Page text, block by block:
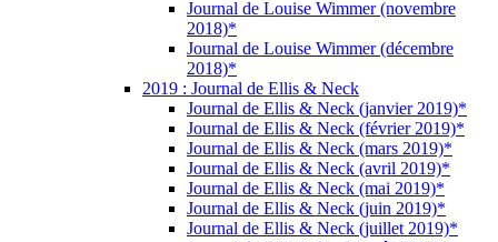
Journal de Louise Wimmer (novembre
2018)*
Journal de Louise Wimmer (décembre
2018)*
2019 : Journal de Ellis & Neck
Journal de Ellis & Neck (janvier 2019)*
Journal de Ellis & Neck (février 2019)*
Journal de Ellis & Neck (mars 2019)*
Journal de Ellis & Neck (avril 2019)*
Journal de Ellis & Neck (mai 2019)*
Journal de Ellis & Neck (juin 2019)*
Journal de Ellis & Neck (juillet 2019)*